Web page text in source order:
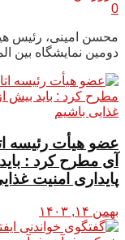
0
محسن امینی، رئیس
دومین نمایشگاه بین
عضو هیأت رئیسه
آی مطرح کرد :
پایداری امنیت
بهمن ۱۴, ۱۴۰۳